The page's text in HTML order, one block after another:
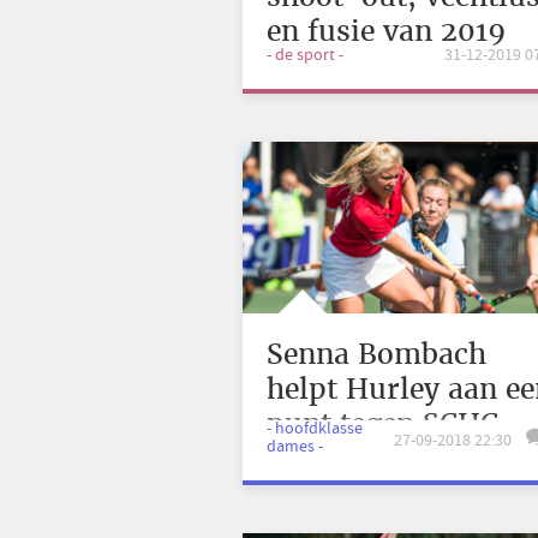
en fusie van 2019
- de sport - 31-12-2019
Senna Bombach
helpt Hurley aan
punt tegen SCHC
- hoofdklasse
dames -
27-09-2018 22:30